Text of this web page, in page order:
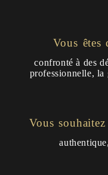
Vous êtes
confronté à des
professionnelle, la
Vous